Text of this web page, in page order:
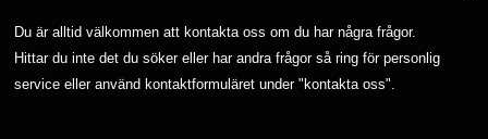
Du är alltid välkommen att kontakta oss om du har några frågor.
Hittar du inte det du söker eller har andra frågor så ring för personlig
service eller använd kontaktformuläret under " kontakta oss".